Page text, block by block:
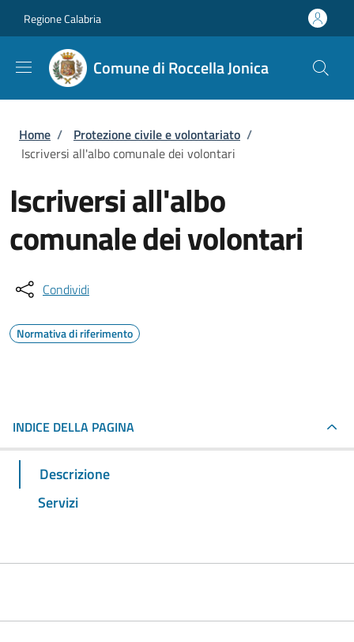
Regione Calabria
Comune di Roccella Jonica
Briciole di pane
Home / Protezione civile e volontariato /
Iscriversi all'albo comunale dei volontari
Iscriversi all'albo
comunale dei volontari
Condividi
Normativa di riferimento
INDICE DELLA PAGINA
Descrizione
Servizi